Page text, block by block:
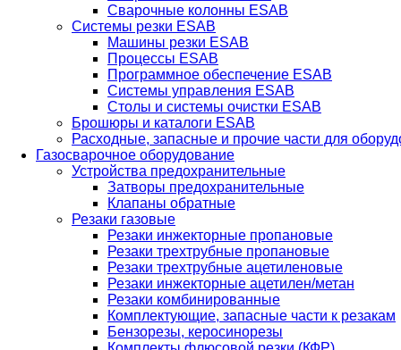
Сварочные колонны ESAB
Системы резки ESAB
Машины резки ESAB
Процессы ESAB
Программное обеспечение ESAB
Системы управления ESAB
Столы и системы очистки ESAB
Брошюры и каталоги ESAB
Расходные, запасные и прочие части для
Газосварочное оборудование
Устройства предохранительные
Затворы предохранительные
Клапаны обратные
Резаки газовые
Резаки инжекторные пропановые
Резаки трехтрубные пропановые
Резаки трехтрубные ацетиленовые
Резаки инжекторные ацетилен/метан
Резаки комбинированные
Комплектующие, запасные части к резакам
Бензорезы, керосинорезы